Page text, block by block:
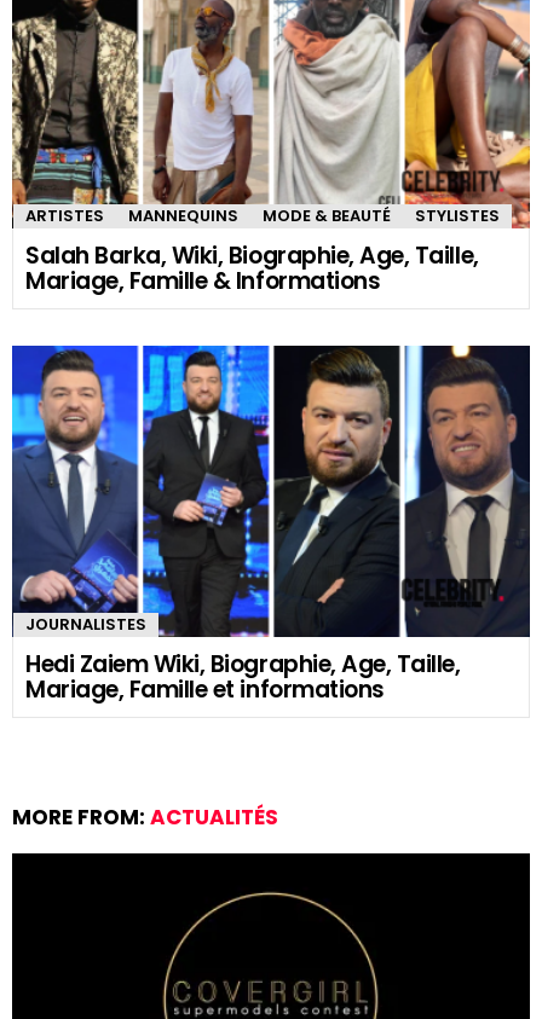
ARTISTES MANNEQUINS MODE & BEAUTÉ STYLISTES
Salah Barka, Wiki, Biographie, Age, Taille,
Mariage, Famille & Informations
JOURNALISTES
Hedi Zaiem Wiki, Biographie, Age, Taille,
Mariage, Famille et informations
MORE FROM: ACTUALITÉS